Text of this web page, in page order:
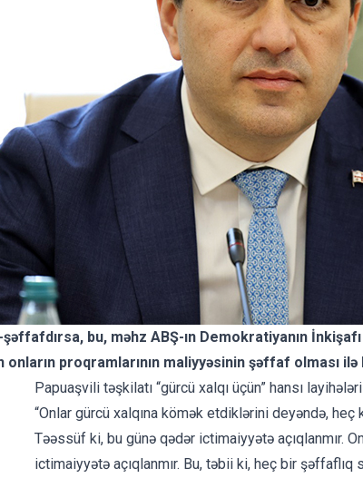
bu, məhz ABŞ-ın Demokratiyanın
onların proqramlarının maliyyəsinin şəffaf olması ilə
Papuaşvili təşkilatı “gürcü xalqı üçün” hansı
“Onlar gürcü xalqına kömək etdiklərini deyəndə,
Təəssüf ki, bu günə qədər ictimaiyyətə açıqlanmır.
ictimaiyyətə açıqlanmır. Bu, təbii ki, heç bir şəffaflıq